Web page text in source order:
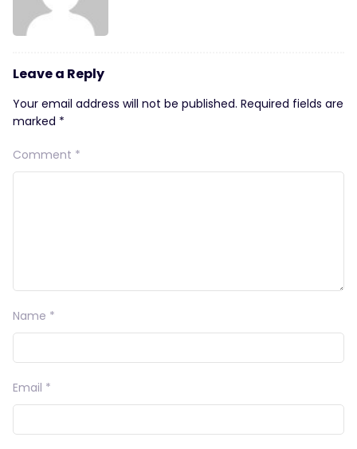
Leave a Reply
Your email address will not be published. Required fields are
marked *
Comment *
Name *
Email *